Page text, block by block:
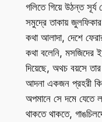
গলিতে গিয়ে উঠন্ত সূর্য
সমুদ্রে তাকায়
কথা আলাদা, দেশে
কথা বলেনি, মসজিদের
দিয়েছে, অথচ বয়সে
আদনা একজন প্রহরী
অপমানে সে দমে যেতে
থাকতে থাকতে,